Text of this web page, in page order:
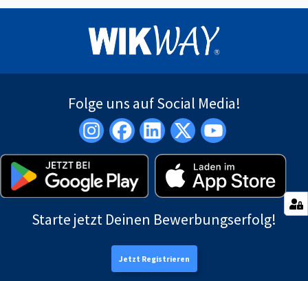
Folge uns auf Social Media!
Starte jetzt Deinen Bewerbungserfolg!
Jetzt Registrieren